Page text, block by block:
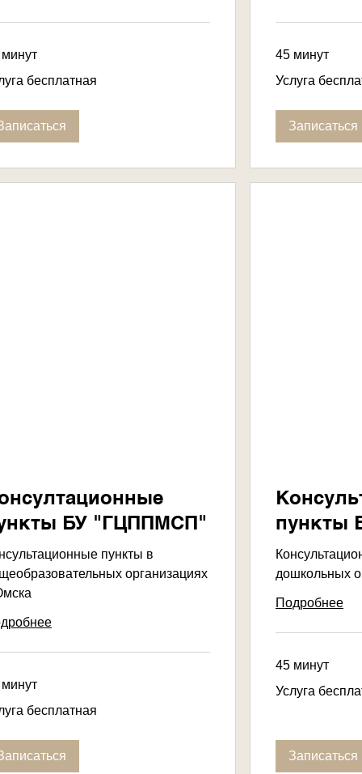
бесплатная
45 минут
бесплатная
Услуга
Записаться
БУ "ГЦППМСП"
пункты в
организациях
бесплатная
пункты
дошкольных
Подробнее
45 минут
бесплатная
Услуга
Записаться